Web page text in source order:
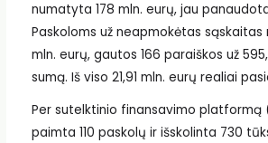
numatyta 178 mln. eurų, jau
Paskoloms už neapmokėtas
mln. eurų, gautos 166 paraiškos už
sumą. Iš viso 21,91 mln. eurų realiai
Per sutelktinio finansavimo platformą
paimta 110 paskolų ir išskolinta 730